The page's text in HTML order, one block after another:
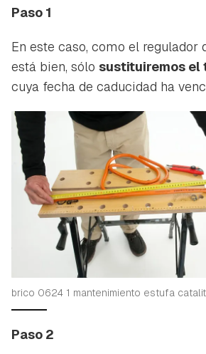
Paso 1
En este caso, como el regulador
está bien, sólo sustituiremos el
cuya fecha de caducidad ha
brico 0624 1 mantenimiento estufa
Paso 2